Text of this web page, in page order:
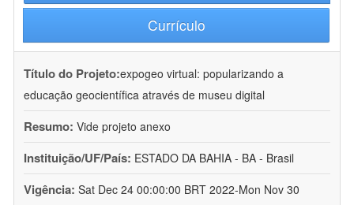
Currículo
Título do Projeto:expogeo virtual: popularizando a
educação geocientífica através de museu digital
Resumo: Vide projeto anexo
Instituição/UF/País: ESTADO DA BAHIA - BA - Brasil
Vigência: Sat Dec 24 00:00:00 BRT 2022-Mon Nov 30